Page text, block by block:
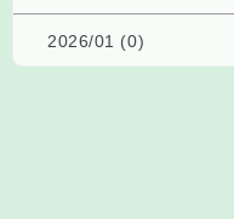
2026/01 (0)